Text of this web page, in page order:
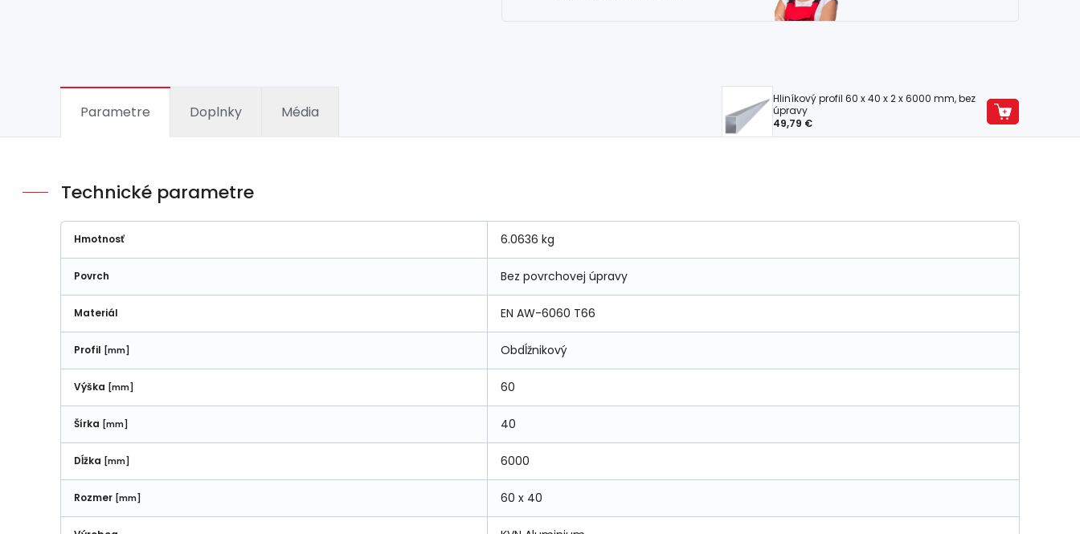
Parametre Doplnky Média
Hliníkový profil 60 x 40 x 2 x 6000 mm, bez
úpravy
49,79 €
Technické parametre
Hmotnosť 6.0636 kg
Povrch Bez povrchovej úpravy
Materiál EN AW-6060 T66
Profil [mm] Obdĺžnikový
Výška [mm] 60
Šírka [mm] 40
Dĺžka [mm] 6000
Rozmer [mm] 60 x 40